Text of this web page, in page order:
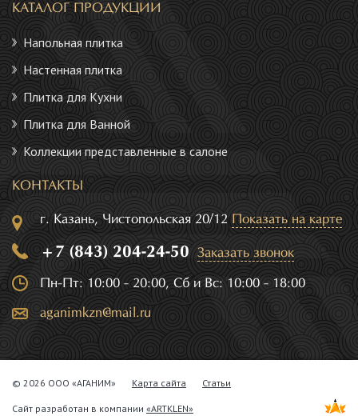
КАТАЛОГ ПРОДУКЦИИ
Напольная плитка
Настенная плитка
Плитка для Кухни
Плитка для Ванной
Коллекции представленные в салоне
КОНТАКТЫ
г. Казань, Чистопольская 20/12 Показать на карте
+7 (843) 204-24-50 Заказать звонок
Пн-Пт: 10:00 - 20:00, Сб и Вс: 10:00 - 18:00
aganimkzn@mail.ru
© 2026 ООО «АГАНИМ» Карта сайта Статьи
Сайт разработан в компании «ARTKLEN»